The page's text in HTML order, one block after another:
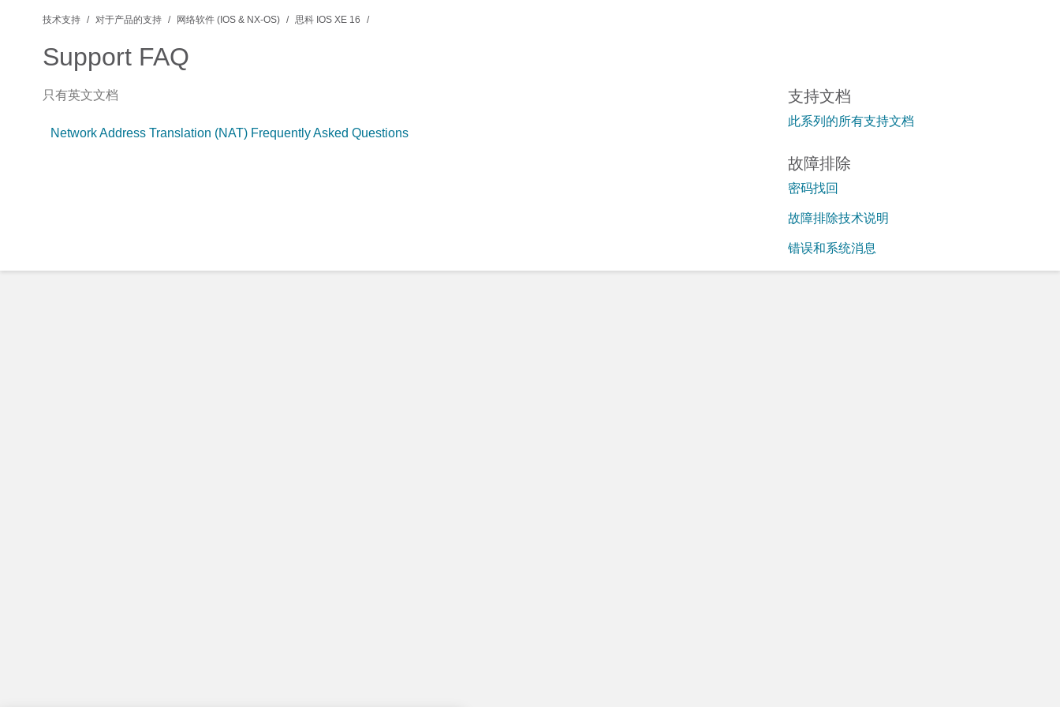
技术支持 对于产品的支持 网络软件 (IOS & NX-OS) 思科 IOS XE 16
Support FAQ
只有英文文档
Network Address Translation (NAT) Frequently Asked Questions
支持文档
此系列的所有支持文档
故障排除
密码找回
故障排除技术说明
错误和系统消息